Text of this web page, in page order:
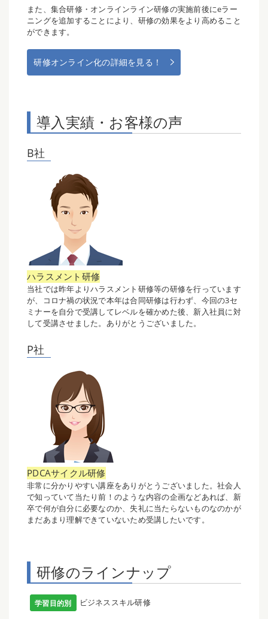
また、集合研修・オンラインライン研修の実施前後にeラー
ニングを追加することにより、研修の効果をより高めること
ができます。
研修オンライン化の詳細を見る！
導入実績・お客様の声
B社
ハラスメント研修
当社では昨年よりハラスメント研修等の研修を行っています
が、コロナ禍の状況で本年は合同研修は行わず、今回の3セ
ミナーを自分で受講してレベルを確かめた後、新入社員に対
して受講させました。ありがとうございました。
P社
PDCAサイクル研修
非常に分かりやすい講座をありがとうございました。社会人
で知っていて当たり前！のような内容の企画などあれば、新
卒で何が自分に必要なのか、失礼に当たらないものなのかが
まだあまり理解できていないため受講したいです。
研修のラインナップ
学習目的別 ビジネススキル研修